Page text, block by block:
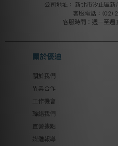
公司地址： 新北市汐止區新
客服電話：(02)
客服時間：週一至
關於優迪
關於我們
異業合作
工作機會
聯絡我們
直營據點
媒體報導